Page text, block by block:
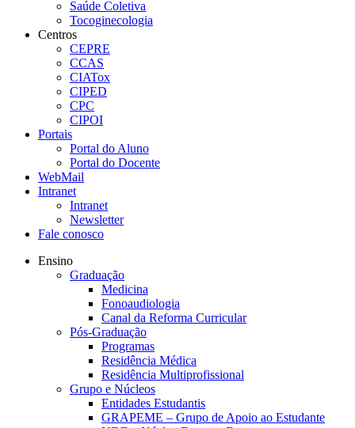
Saúde Coletiva
Tocoginecologia
Centros
CEPRE
CCAS
CIATox
CIPED
CPC
CIPOI
Portais
Portal do Aluno
Portal do Docente
WebMail
Intranet
Intranet
Newsletter
Fale conosco
Ensino
Graduação
Medicina
Fonoaudiologia
Canal da Reforma Curricular
Pós-Graduação
Programas
Residência Médica
Residência Multiprofissional
Grupo e Núcleos
Entidades Estudantis
GRAPEME – Grupo de Apoio ao Estudante